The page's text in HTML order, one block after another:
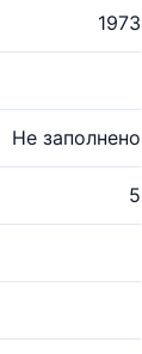
1973
Не заполнено
5